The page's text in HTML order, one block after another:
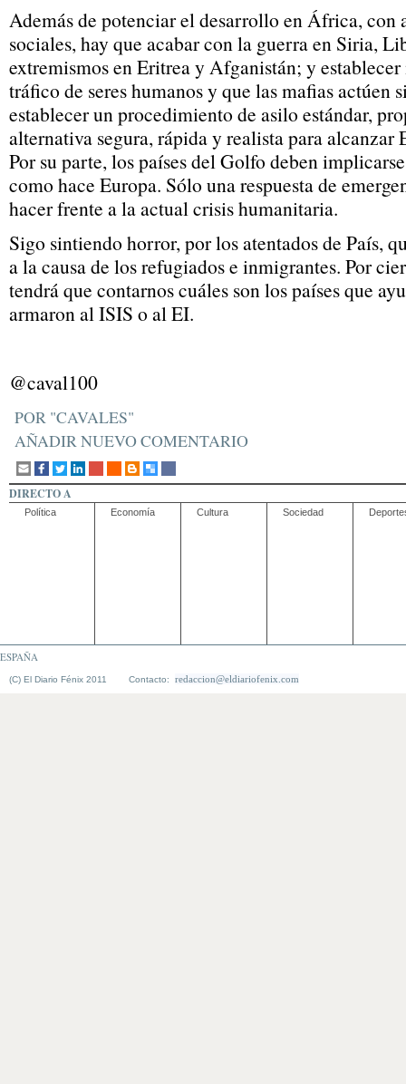
Además de potenciar el desarrollo en África, con
sociales, hay que acabar con la guerra en Siria,
extremismos en Eritrea y Afganistán; y
tráfico de seres humanos y que las mafias actúen
establecer un procedimiento de asilo estándar,
alternativa segura, rápida y realista para alcanzar
Por su parte, los países del Golfo deben
como hace Europa. Sólo una respuesta de
hacer frente a la actual crisis humanitaria.
Sigo sintiendo horror, por los atentados de País,
a la causa de los refugiados e inmigrantes. Por
tendrá que contarnos cuáles son los países que
armaron al ISIS o al EI.
@caval100
POR "CAVALES"
AÑADIR NUEVO COMENTARIO
DIRECTO A
Política Economía Cultura Sociedad
ESPAÑA
(C) El Diario Fénix 2011 Contacto: redaccion@eldiariofenix.com